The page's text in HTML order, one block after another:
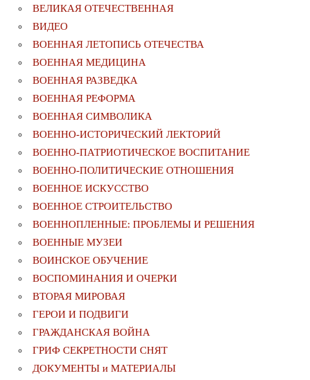
ВЕЛИКАЯ ОТЕЧЕСТВЕННАЯ
ВИДЕО
ВОЕННАЯ ЛЕТОПИСЬ ОТЕЧЕСТВА
ВОЕННАЯ МЕДИЦИНА
ВОЕННАЯ РАЗВЕДКА
ВОЕННАЯ РЕФОРМА
ВОЕННАЯ СИМВОЛИКА
ВОЕННО-ИСТОРИЧЕСКИЙ ЛЕКТОРИЙ
ВОЕННО-ПАТРИОТИЧЕСКОЕ ВОСПИТАНИЕ
ВОЕННО-ПОЛИТИЧЕСКИE ОТНОШЕНИЯ
ВОЕННОЕ ИСКУССТВО
ВОЕННОЕ СТРОИТЕЛЬСТВО
ВОЕННОПЛЕННЫЕ: ПРОБЛЕМЫ И РЕШЕНИЯ
ВОЕННЫЕ МУЗЕИ
ВОИНСКОЕ ОБУЧЕНИЕ
ВОСПОМИНАНИЯ И ОЧЕРКИ
ВТОРАЯ МИРОВАЯ
ГЕРОИ И ПОДВИГИ
ГРАЖДАНСКАЯ ВОЙНА
ГРИФ СЕКРЕТНОСТИ СНЯТ
ДОКУМЕНТЫ и МАТЕРИАЛЫ